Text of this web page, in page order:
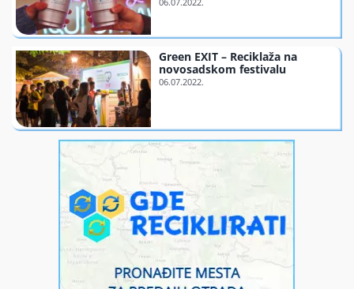
Finansiranje
O nama
Green EXIT – Reciklaža na
novosadskom festivalu